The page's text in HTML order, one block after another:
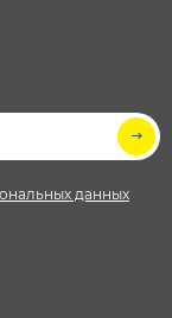
данных